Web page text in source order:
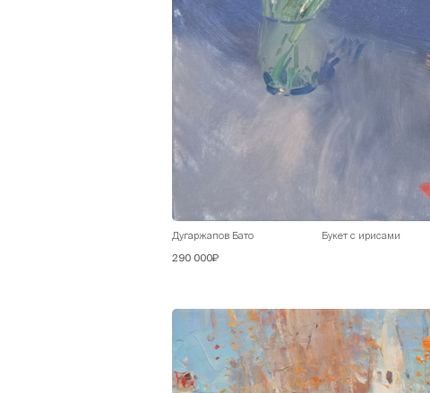
Дугаржапов Бато Букет с ирисами
290 000₽